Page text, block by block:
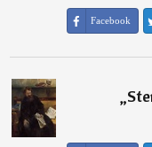
Facebook
„